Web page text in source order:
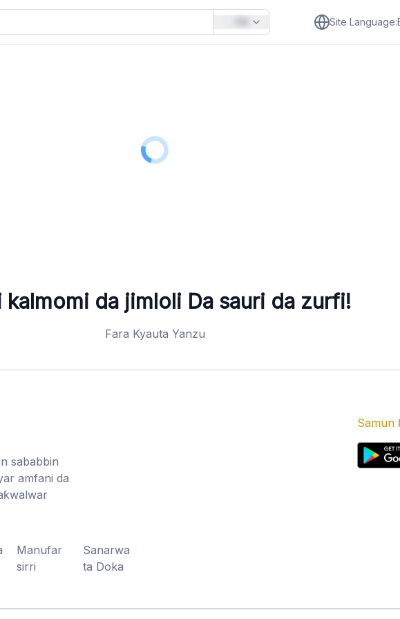
Site Language:
kalmomi da jimloli Da sauri da zurfi!
Fara Kyauta Yanzu
sababbin
amfani da
Manufar
sirri
Sanarwa
ta Doka
Samun